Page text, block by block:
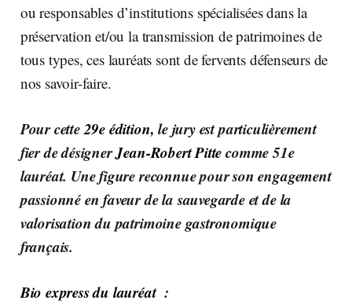
ou responsables d’institutions spécialisées dans la
préservation et/ou la transmission de patrimoines de
tous types, ces lauréats sont de fervents défenseurs de
nos savoir-faire.
Pour cette29e édition, le jury est particulièrement
fier de désignerJean-Robert Pittecomme 51e
lauréat. Une figure reconnue pour son engagement
passionné en faveur de la sauvegarde et de la
valorisation du patrimoine gastronomique
français.
Bio express du lauréat :